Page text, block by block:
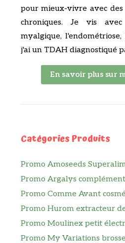
pour mieux-vivre avec
chroniques. Je vis avec
myalgique,
j'ai un TDAH diagnostiqué
En savoir plus sur
Catégories Produits
Promo Amoseeds
Promo Argalys
Promo Comme Avant
Promo Hurom extracteur
Promo Moulinex petit
Promo My Variations